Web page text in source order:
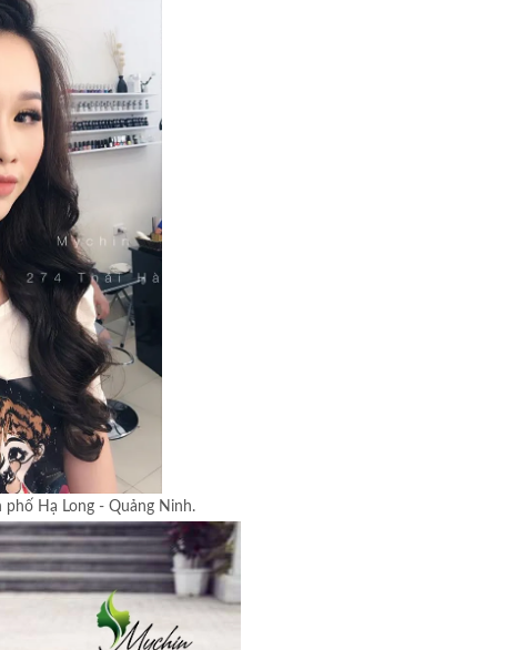
Hạ Long - Quảng Ninh.